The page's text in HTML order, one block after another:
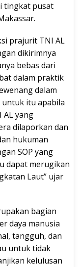
tingkat pusat
prajurit TNI AL
dikirimnya
bebas dari
dalam praktik
dalam
untuk itu apabila
AL yang
dilaporkan dan
hukuman
SOP yang
dapat merugikan
Laut” ujar
bagian
daya manusia
tangguh, dan
untuk tidak
kelulusan